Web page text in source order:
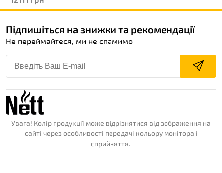
Підпишіться на знижки та рекомендації
Не переймайтеся, ми не спамимо
Увага! Колір продукції може відрізнятися від зображення на
сайті через особливості передачі кольору монітора і
сприйняття.